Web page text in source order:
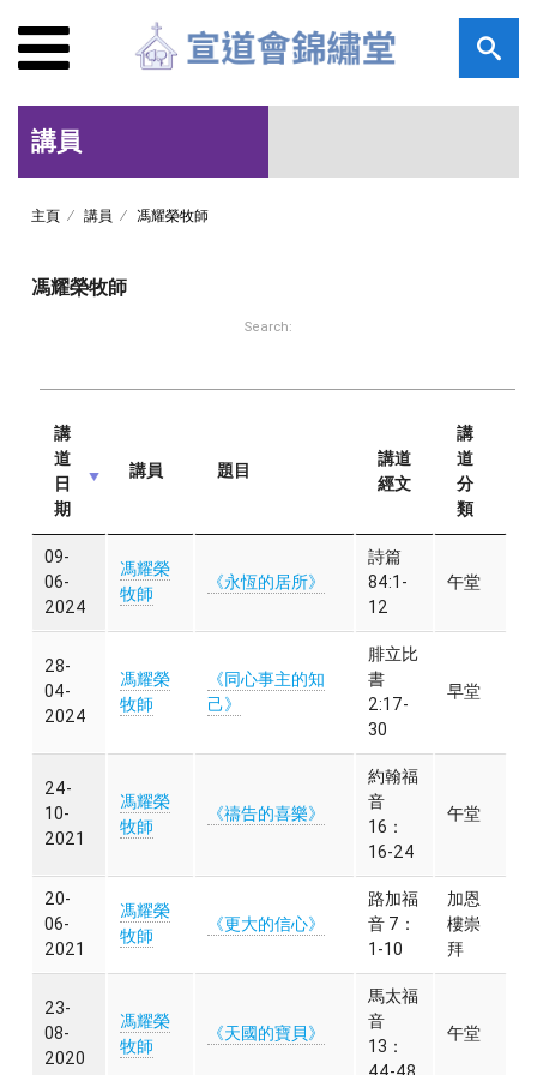
講員
主頁 講員 馮耀榮牧師
馮耀榮牧師
Search:
講
道
日
期
講員 題目
講道
經文
講
道
分
類
09-
06-
2024
馮耀榮
牧師
《永恆的居所》
詩篇
84:1-
12
午堂
28-
04-
2024
馮耀榮
牧師
《同心事主的知
己》
腓立比
書
2:17-
30
早堂
24-
10-
2021
馮耀榮
牧師
《禱告的喜樂》
約翰福
音
16：
16-24
午堂
20-
06-
2021
馮耀榮
牧師
《更大的信心》
路加福
音 7：
1-10
加恩
樓崇
拜
23-
08-
2020
馮耀榮
牧師
《天國的寶貝》
馬太福
音
13：
午堂